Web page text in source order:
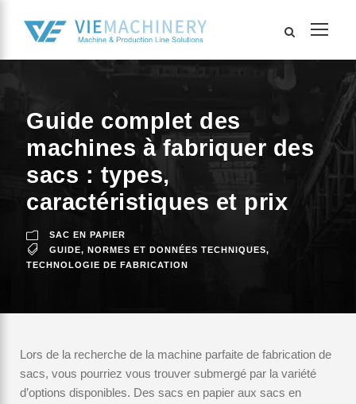
Guide complet des
machines à fabriquer des
sacs : types,
caractéristiques et prix
SAC EN PAPIER
GUIDE, NORMES ET DONNÉES TECHNIQUES,
TECHNOLOGIE DE FABRICATION
Lors de la recherche de la machine parfaite de fabrication de
sacs, vous pourriez vous trouver submergé par la variété
d’options disponibles. Des sacs en papier aux sacs en